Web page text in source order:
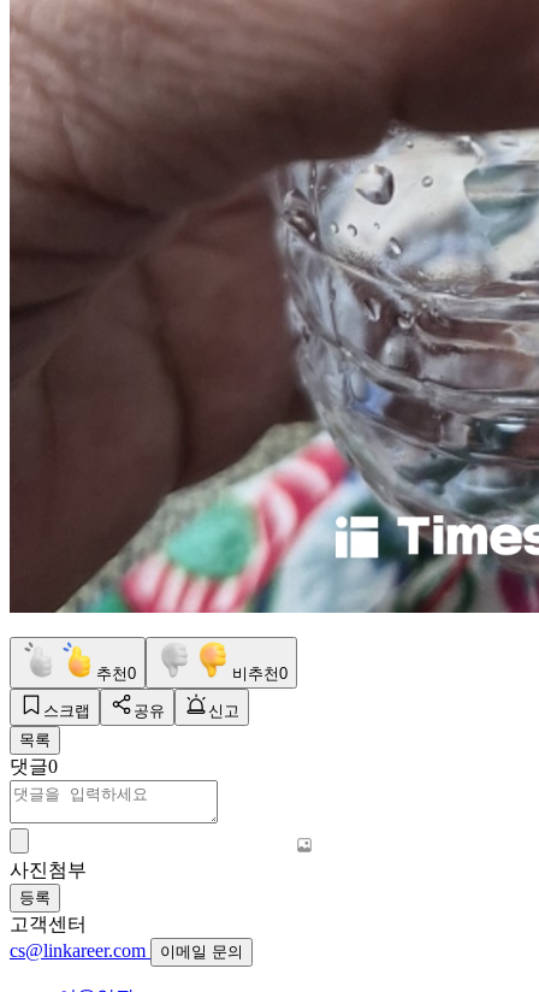
추천0 비추천0
스크랩 공유
신고
목록
댓글0
사진첨부
등록
고객센터
cs@linkareer.com
이메일 문의